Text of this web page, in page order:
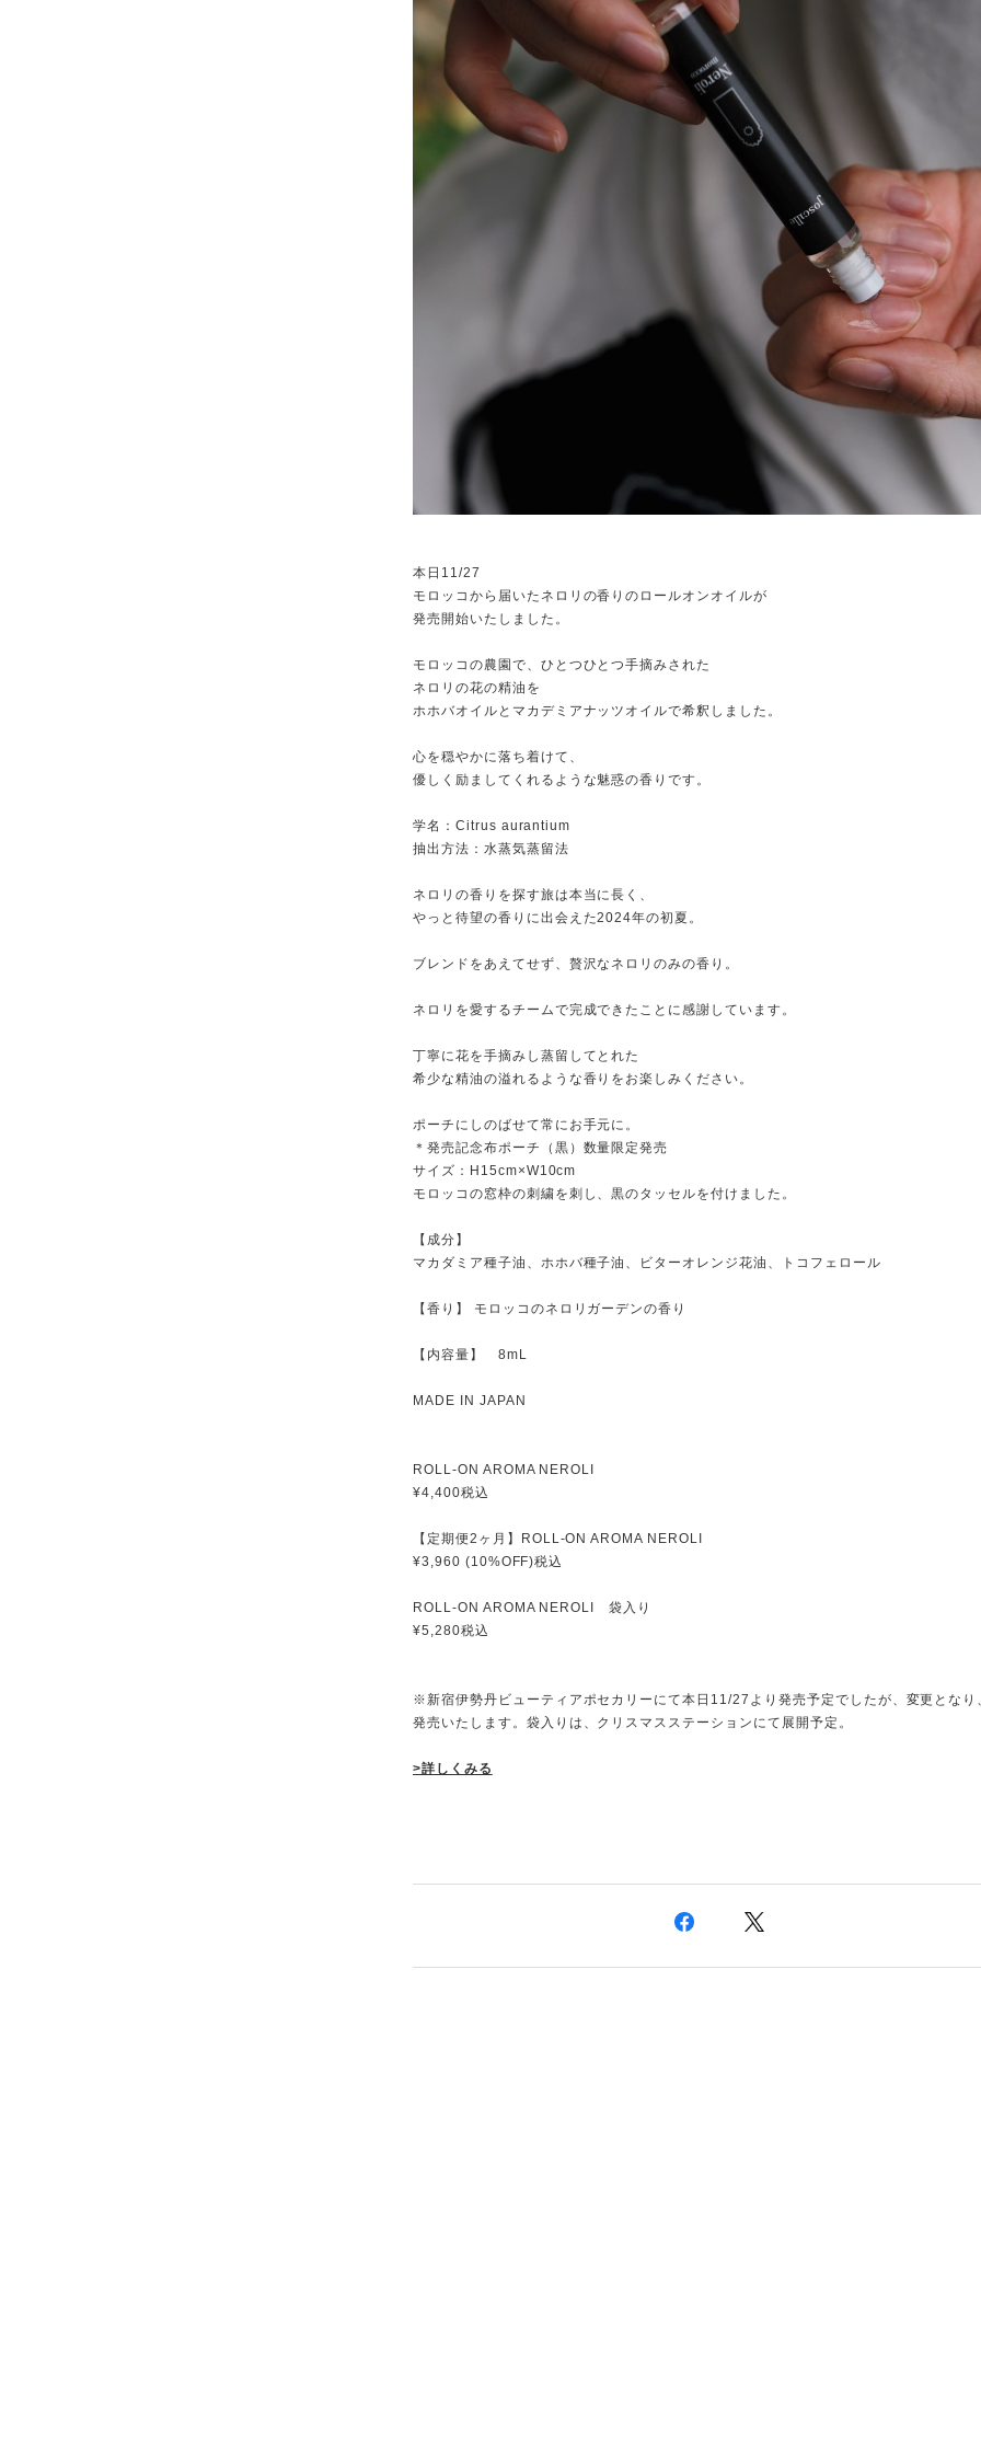
本日11/27
モロッコから届いたネロリの香りのロールオンオイルが
発売開始いたしました。
モロッコの農園で、ひとつひとつ手摘みされた
ネロリの花の精油を
ホホバオイルとマカデミアナッツオイルで希釈しました。
心を穏やかに落ち着けて、
優しく励ましてくれるような魅惑の香りです。
学名：Citrus aurantium
抽出方法：水蒸気蒸留法
ネロリの香りを探す旅は本当に長く、
やっと待望の香りに出会えた2024年の初夏。
ブレンドをあえてせず、贅沢なネロリのみの香り。
ネロリを愛するチームで完成できたことに感謝しています。
丁寧に花を手摘みし蒸留してとれた
希少な精油の溢れるような香りをお楽しみください。
ポーチにしのばせて常にお手元に。
＊発売記念布ポーチ（黒）数量限定発売
サイズ：H15cm×W10cm
モロッコの窓枠の刺繍を刺し、黒のタッセルを付けました。
【成分】
マカダミア種子油、ホホバ種子油、ビターオレンジ花油、トコフェロール
【香り】 モロッコのネロリガーデンの香り
【内容量】 8mL
MADE IN JAPAN
ROLL-ON AROMA NEROLI
¥4,400税込
【定期便2ヶ月】ROLL-ON AROMA NEROLI
¥3,960 (10%OFF)税込
ROLL-ON AROMA NEROLI 袋入り
¥5,280税込
※新宿伊勢丹ビューティアポセカリーにて本日11/27より発売予定でしたが、変更となり
発売いたします。袋入りは、クリスマスステーションにて展開予定。
>詳しくみる